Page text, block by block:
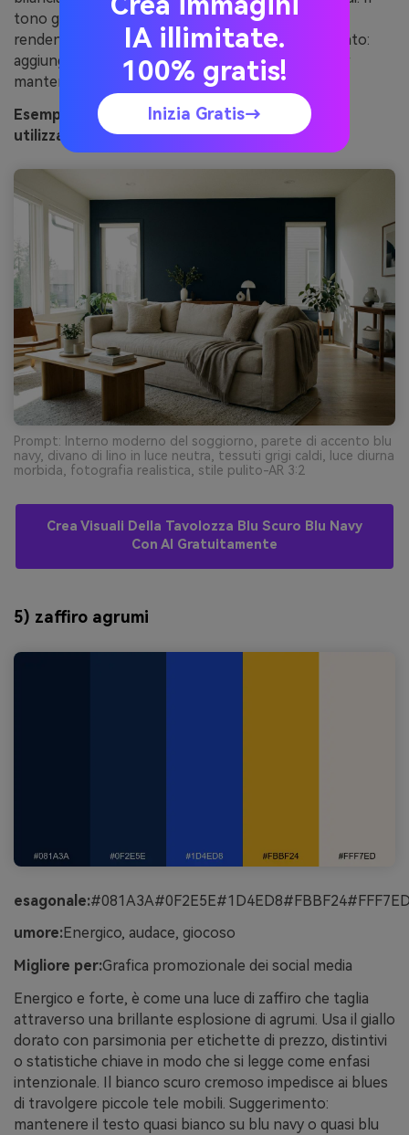
tono grigio collega i legni caldi e le vernici fredde,
rendendo l'intera stanza intenzionale. Suggerimento:
aggiungi texture-bouclé, lino, intonaco opaco-per
mantenere la tavolozza piatta.
Esempio di immagine di stormy linen generato
utilizzando media.io
Prompt: Interno moderno del soggiorno, parete di accento blu
navy, divano di lino in luce neutra, tessuti grigi caldi, luce diurna
morbida, fotografia realistica, stile pulito-AR 3:2
Crea Visuali Della Tavolozza Blu Scuro Blu Navy
Con AI Gratuitamente
5) zaffiro agrumi
esagonale:
umore:Energico, audace, giocoso
Migliore per:Grafica promozionale dei social media
Energico e forte, è come una luce di zaffiro che taglia
attraverso una brillante esplosione di agrumi. Usa il giallo
dorato con parsimonia per etichette di prezzo, distintivi
o statistiche chiave in modo che si legge come enfasi
intenzionale. Il bianco scuro cremoso impedisce ai blues
di travolgere piccole tele mobili. Suggerimento:
mantenere il testo quasi bianco su blu navy o quasi blu
IA illimitate.
100% gratis!
Inizia Gratis→